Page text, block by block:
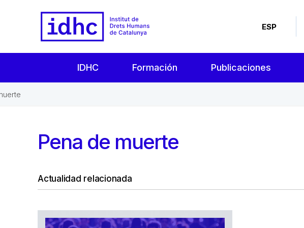
ESP
IDHC Formación Publicaciones
Pena de muerte
Actualidad relacionada